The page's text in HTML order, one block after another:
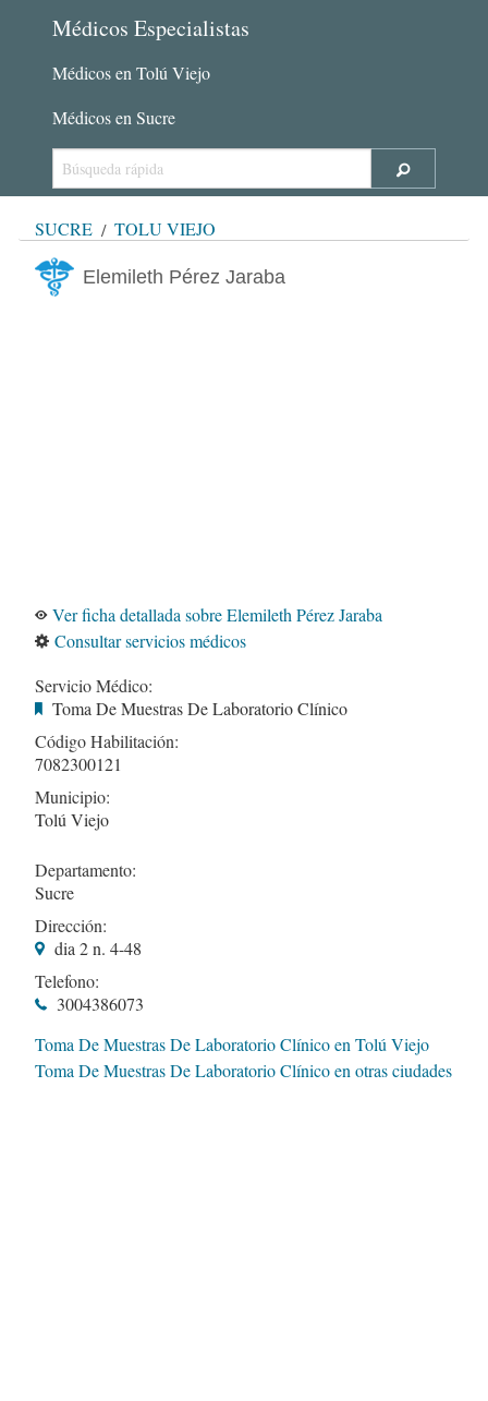
Médicos Especialistas
Médicos en Tolú Viejo
Médicos en Sucre
SUCRE TOLÚ VIEJO
Elemileth Pérez Jaraba
Ver ficha detallada sobre Elemileth Pérez Jaraba
Consultar servicios médicos
Servicio Médico:
Toma De Muestras De Laboratorio Clínico
Código Habilitación:
7082300121
Municipio:
Tolú Viejo
Departamento:
Sucre
Dirección:
dia 2 n. 4-48
Telefono:
3004386073
Toma De Muestras De Laboratorio Clínico en Tolú Viejo
Toma De Muestras De Laboratorio Clínico en otras ciudades